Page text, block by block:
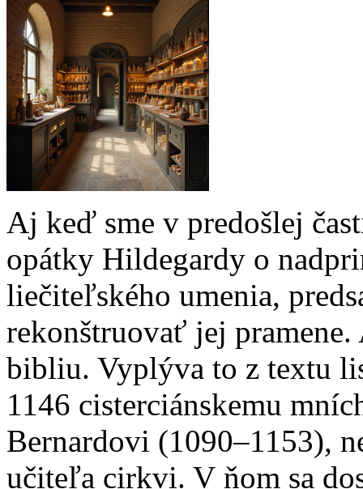
Aj keď sme v predošlej
opátky Hildegardy o
liečiteľského umenia,
rekonštruovať jej
bibliu. Vyplýva to z textu
1146 cisterci­ánskemu
Bernardovi (1090–1153),
učiteľa cirkvi. V ňom sa